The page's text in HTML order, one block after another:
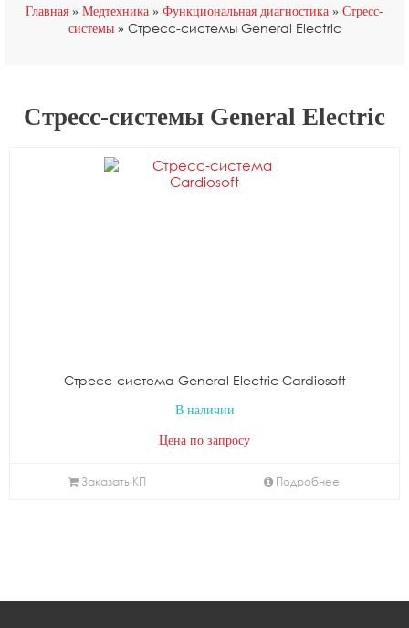
Главная Медтехника Функциональная диагностика
Стресс-
системы
Стресс-системы General Electric
Стресс-системы General Electric
Стресс-система General Electric Cardiosoft
В наличии
Цена по запросу
Заказать КП Подробнее